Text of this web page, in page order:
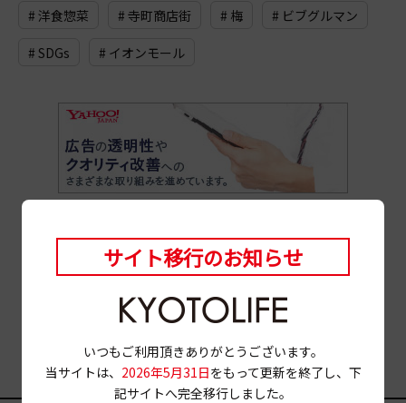
# 洋食惣菜 # 寺町商店街 # 梅 # ビブグルマン
# SDGs # イオンモール
サイト移行のお知らせ
いつもご利用頂きありがとうございます。
当サイトは、 2026年5月31日をもって更新を終了し、下
記サイトへ完全移行しました。